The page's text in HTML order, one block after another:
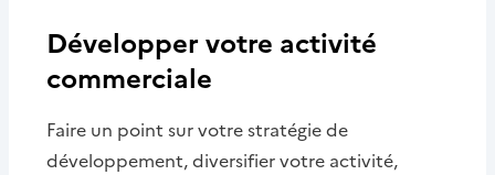
Développer votre activité
commerciale
Faire un point sur votre stratégie de
développement, diversifier votre activité,